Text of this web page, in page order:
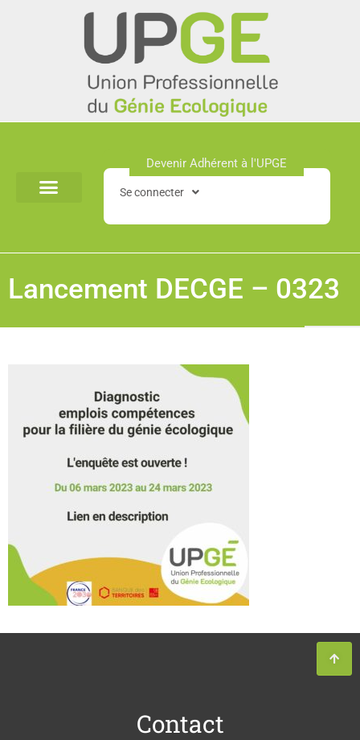
Devenir Adhérent à l'UPGE​
Se connecter
Lancement DECGE – 0323
Contact